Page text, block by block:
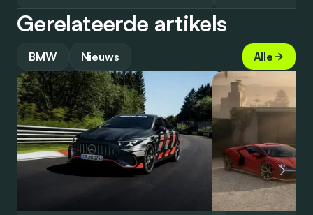
Gerelateerde artikels
BMW Nieuws Alle